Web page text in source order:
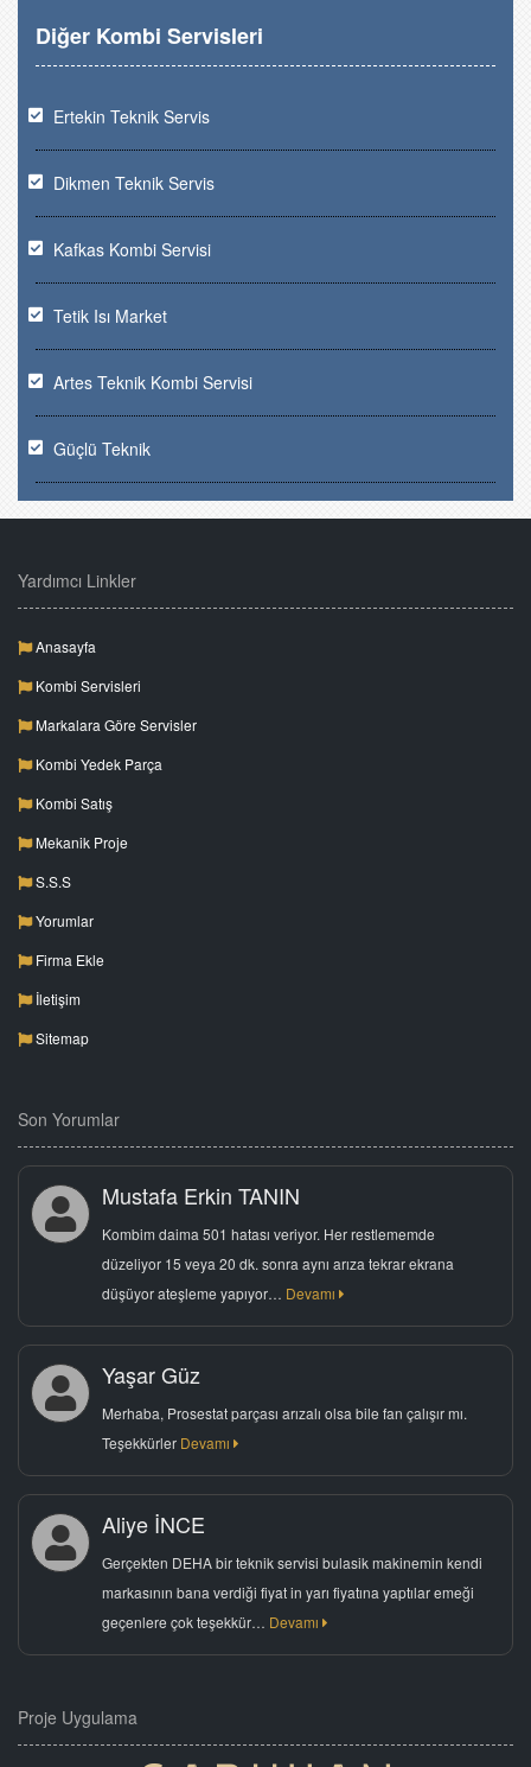
Diğer Kombi Servisleri
Ertekin Teknik Servis
Dikmen Teknik Servis
Kafkas Kombi Servisi
Tetik Isı Market
Artes Teknik Kombi Servisi
Güçlü Teknik
Yardımcı Linkler
Anasayfa
Kombi Servisleri
Markalara Göre Servisler
Kombi Yedek Parça
Kombi Satış
Mekanik Proje
S.S.S
Yorumlar
Firma Ekle
İletişim
Sitemap
Son Yorumlar
Mustafa Erkin TANIN
Kombim daima 501 hatası veriyor. Her restlememde
düzeliyor 15 veya 20 dk. sonra aynı arıza tekrar ekrana
düşüyor ateşleme yapıyor… Devamı
Yaşar Güz
Merhaba, Prosestat parçası arızalı olsa bile fan çalışır mı.
Teşekkürler Devamı
Aliye İNCE
Gerçekten DEHA bir teknik servisi bulasik makinemin kendi
markasının bana verdiği fiyat in yarı fiyatına yaptılar emeği
geçenlere çok teşekkür… Devamı
Proje Uygulama